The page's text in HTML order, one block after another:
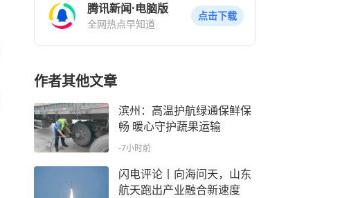
腾讯新闻·电脑版
全网热点早知道
点击下载
作者其他文章
滨州：高温护航绿通保鲜保
畅 暖心守护蔬果运输
-7小时前
闪电评论丨向海问天，山东
航天跑出产业融合新速度